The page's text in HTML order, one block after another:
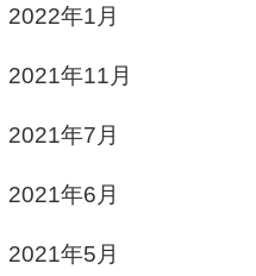
2022年1月
2021年11月
2021年7月
2021年6月
2021年5月